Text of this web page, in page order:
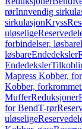
rørInnvendig
sirkulasjonKryss
uløselige
forbindelser, løsbare
løsbareEndedeksler
Endedeksler
Mapress Kobber,
Kobber, forkrommet
MufferReduksjoner
for BendT-rør
uløselige